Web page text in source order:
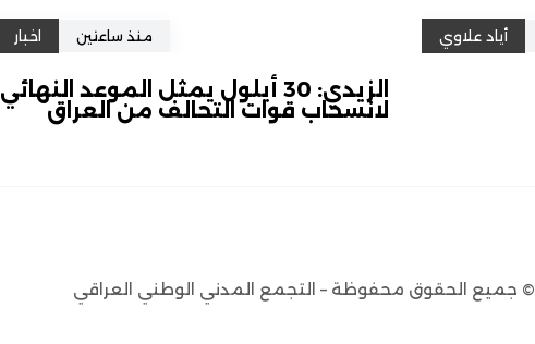
أياد علاوي منذ ساعتين اخبار
الزيدي: 30 أيلول يمثل الموعد النهائي
لانسحاب قوات التحالف من العراق
© جميع الحقوق محفوظة – التجمع المدني الوطني العراقي